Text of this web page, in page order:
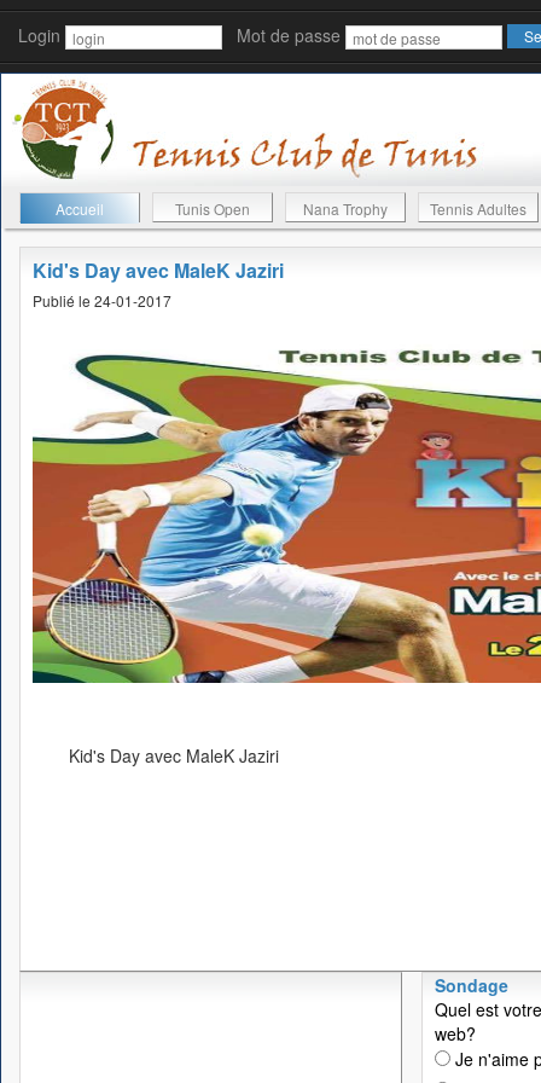
Login Mot de passe
Accueil Tunis Open Nana Trophy Tennis Adultes
Kid's Day avec MaleK Jaziri
Publié le 24-01-2017
Kid's Day avec MaleK Jaziri
Sondage
Quel est
web?
Je n'aime